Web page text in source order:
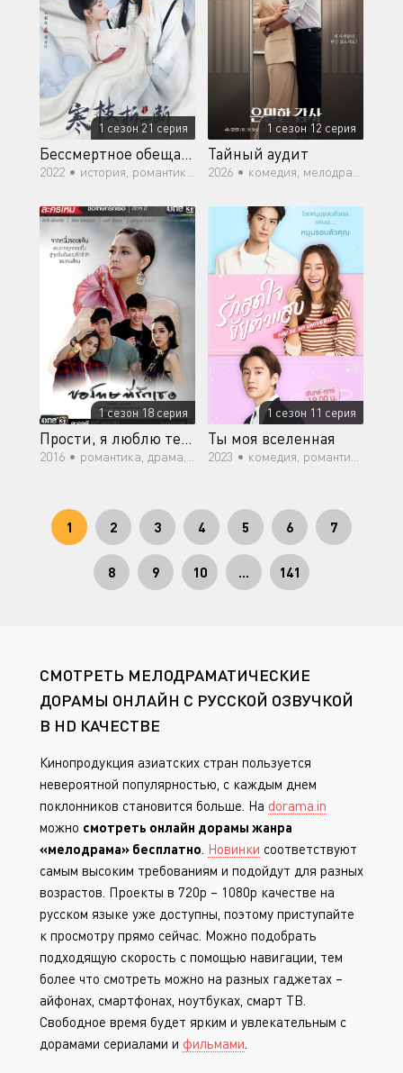
1 сезон 21 серия
Бессмертное обещание
2022 • история, романтика, драма, мелодрама
1 сезон 12 серия
Тайный аудит
2026 • комедия, мелодрама, романтика
1 сезон 18 серия
Прости, я люблю тебя
2016 • романтика, драма, мелодрама
1 сезон 11 серия
Ты моя вселенная
2023 • комедия, романтика, семейный, мелодрама
1 2 3 4 5 6 7
8 9 10 ... 141
СМОТРЕТЬ МЕЛОДРАМАТИЧЕСКИЕ
ДОРАМЫ ОНЛАЙН С РУССКОЙ ОЗВУЧКОЙ
В HD КАЧЕСТВЕ
Кинопродукция азиатских стран пользуется
невероятной популярностью, с каждым днем
поклонников становится больше. На dorama.in
можно смотреть онлайн дорамы жанра
«мелодрама» бесплатно Новинки соответствуют
самым высоким требованиям и подойдут для разных
возрастов. Проекты в 720p – 1080p качестве на
русском языке уже доступны, поэтому приступайте
к просмотру прямо сейчас. Можно подобрать
подходящую скорость с помощью навигации, тем
более что смотреть можно на разных гаджетах –
айфонах, смартфонах, ноутбуках, смарт ТВ.
Свободное время будет ярким и увлекательным с
дорамами сериалами и фильмами